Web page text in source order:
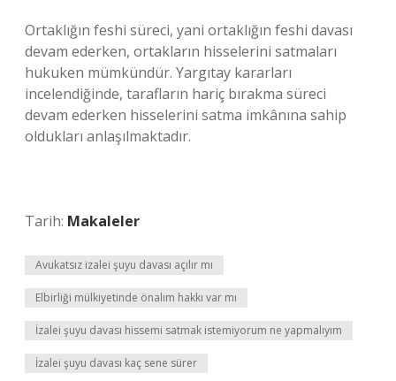
Ortaklığın feshi süreci, yani ortaklığın feshi davası
devam ederken, ortakların hisselerini satmaları
hukuken mümkündür. Yargıtay kararları
incelendiğinde, tarafların hariç bırakma süreci
devam ederken hisselerini satma imkânına sahip
oldukları anlaşılmaktadır.
Tarih: Makaleler
Avukatsız izalei şuyu davası açılır mı
Elbirliği mülkiyetinde önalım hakkı var mı
İzalei şuyu davası hissemi satmak istemiyorum ne yapmalıyım
İzalei şuyu davası kaç sene sürer